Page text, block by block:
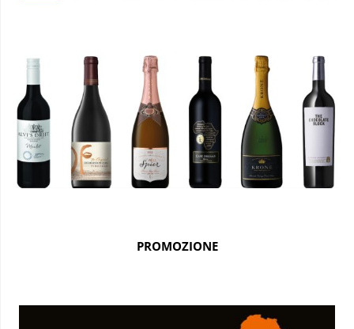
PROMOZIONE